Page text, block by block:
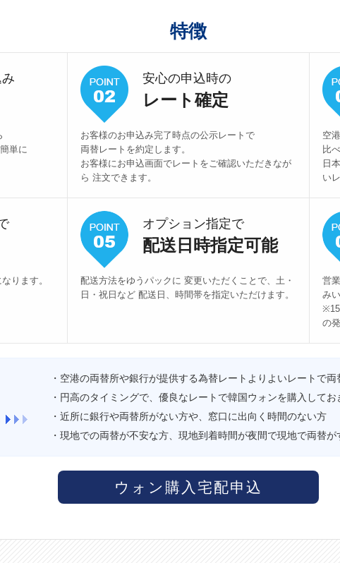
特徴
単に
安心の申込時の
レート確定
お客様のお申込み完了時点の公示レートで
両替レートを約定します。
お客様にお申込画面でレートをご確認いただきなが
ら 注文できます。
空
比
日
い
ります。
オプション指定で
配送日時指定可能
配送方法をゆうパックに 変更いただくことで、土・
日・祝日など 配送日、時間帯を指定いただけます。
営
み
※15
の
・空港の両替所や銀行が提供する為替レートよりよいレートで両
・円高のタイミングで、優良なレートで韓国ウォンを購入してお
・近所に銀行や両替所がない方や、窓口に出向く時間のない方
・現地での両替が不安な方、現地到着時間が夜間で現地で両替
ウォン購入宅配申込